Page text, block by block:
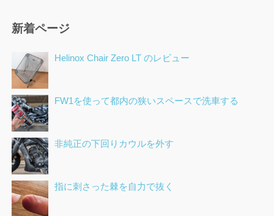
新着ページ
Helinox Chair Zero LT のレビュー
FW1を使って都内の狭いスペースで洗車する
非純正の下回りカウルを外す
指に刺さった棘を自力で抜く